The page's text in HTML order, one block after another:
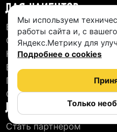
ДЛЯ КЛИЕНТОВ
База студий
О сервисе
Новые подкасты
Блог
Пользовательское
Отзывы
ДЛЯ СТУДИЙ
Стать партнером
Мы используем
работы сайта и, с
Яндекс.Метрику для
Подробнее о cookies
Только